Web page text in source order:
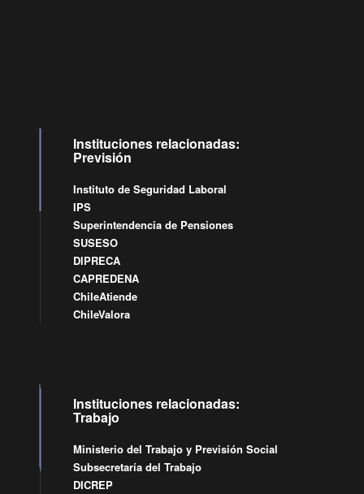
Instituciones relacionadas:
Previsión
Instituto de Seguridad Laboral
IPS
Superintendencia de Pensiones
SUSESO
DIPRECA
CAPREDENA
ChileAtiende
ChileValora
Instituciones relacionadas:
Trabajo
Ministerio del Trabajo y Previsión Social
Subsecretaría del Trabajo
DICREP